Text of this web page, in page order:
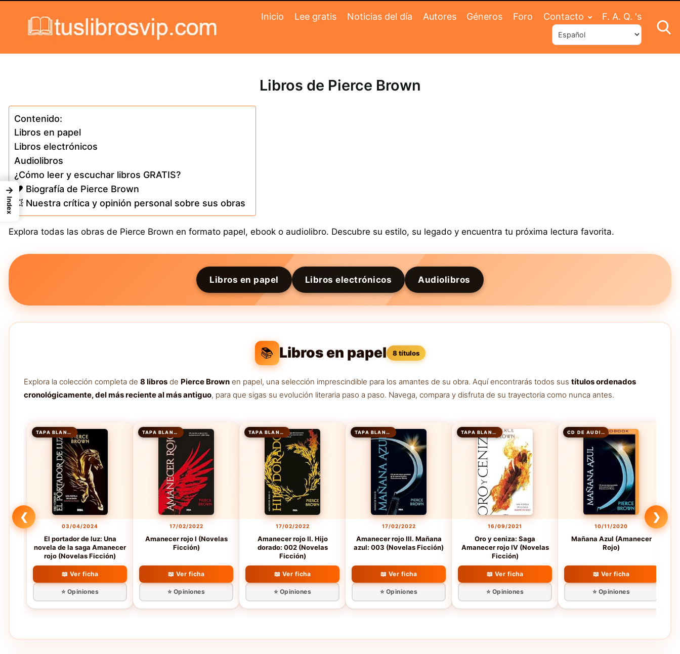
Inicio Lee gratis Noticias del día Autores Géneros Foro Contacto F. A. Q. 's
Libros de Pierce Brown
Contenido:
Libros en papel
Libros electrónicos
Audiolibros
¿Cómo leer y escuchar libros GRATIS?
❤️ Biografía de Pierce Brown
💥 Nuestra crítica y opinión personal sobre sus obras
Explora todas las obras de Pierce Brown en formato papel, ebook o audiolibro. Descubre su estilo, su legado y encuentra tu próxima lectura favorita.
Libros en papel Libros electrónicos Audiolibros
📚 Libros en papel 8 títulos
Explora la colección completa de 8 libros de Pierce Brown en papel, una selección imprescindible para los amantes de su obra. Aquí encontrarás todos sus títulos ordenados
cronológicamente, del más reciente al más antiguo, para que sigas su evolución literaria paso a paso. Navega, compara y disfruta de su trayectoria como nunca antes.
❮
TAPA BLANDA
03/04/2024
El portador de luz: Una
novela de la saga Amanecer
rojo (Novelas Ficción)
📖 Ver ficha
⭐ Opiniones
TAPA BLANDA
17/02/2022
Amanecer rojo I (Novelas
Ficción)
📖 Ver ficha
⭐ Opiniones
TAPA BLANDA
17/02/2022
Amanecer rojo II. Hijo
dorado: 002 (Novelas
Ficción)
📖 Ver ficha
⭐ Opiniones
TAPA BLANDA
17/02/2022
Amanecer rojo III. Mañana
azul: 003 (Novelas Ficción)
📖 Ver ficha
⭐ Opiniones
TAPA BLANDA
16/09/2021
Oro y ceniza: Saga
Amanecer rojo IV (Novelas
Ficción)
📖 Ver ficha
⭐ Opiniones
CD DE AUDIO
10/11/2020
Mañana Azul (Amanecer
Rojo)
📖 Ver ficha
⭐ Opiniones
❯
→
Index